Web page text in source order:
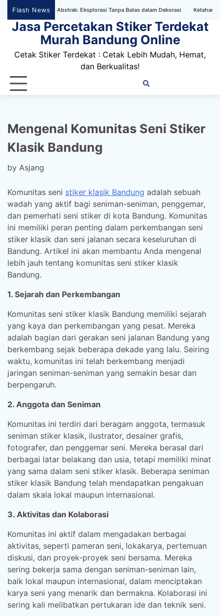
Skip
content
Flash News
Bertema Abstrak: Eksplorasi Tanpa Batas dalam Dekorasi Ketahanan Stiker
Jasa Percetakan Stiker Terdekat
Murah Bandung Online
Cetak Stiker Terdekat : Cetak Lebih Mudah, Hemat,
dan Berkualitas!
Mengenal Komunitas Seni Stiker
Klasik Bandung
by Asjang
Komunitas seni stiker klasik Bandung adalah sebuah
wadah yang aktif bagi seniman-seniman, penggemar,
dan pemerhati seni stiker di kota Bandung. Komunitas
ini memiliki peran penting dalam perkembangan seni
stiker klasik dan seni jalanan secara keseluruhan di
Bandung. Artikel ini akan membantu Anda mengenal
lebih jauh tentang komunitas seni stiker klasik
Bandung.
1. Sejarah dan Perkembangan
Komunitas seni stiker klasik Bandung memiliki sejarah
yang kaya dan perkembangan yang pesat. Mereka
adalah bagian dari gerakan seni jalanan Bandung yang
berkembang sejak beberapa dekade yang lalu. Seiring
waktu, komunitas ini telah berkembang menjadi
jaringan seniman-seniman yang semakin besar dan
berpengaruh.
2. Anggota dan Seniman
Komunitas ini terdiri dari beragam anggota, termasuk
seniman stiker klasik, ilustrator, desainer grafis,
fotografer, dan penggemar seni. Mereka berasal dari
berbagai latar belakang dan usia, tetapi memiliki minat
yang sama dalam seni stiker klasik. Beberapa seniman
stiker klasik Bandung telah mendapatkan pengakuan
dalam skala lokal maupun internasional.
3. Aktivitas dan Kolaborasi
Komunitas ini aktif dalam mengadakan berbagai
aktivitas, seperti pameran seni, lokakarya, pertemuan
diskusi, dan proyek-proyek seni bersama. Mereka
sering bekerja sama dengan seniman-seniman lain,
baik lokal maupun internasional, dalam menciptakan
karya seni yang menarik dan bermakna. Kolaborasi ini
sering kali melibatkan pertukaran ide dan teknik seni.